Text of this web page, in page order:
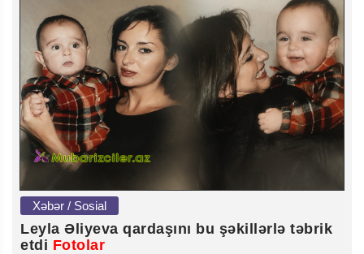
Xəbər / Sosial
Leyla Əliyeva qardaşını bu şəkillərlə təbrik
etdi Fotolar